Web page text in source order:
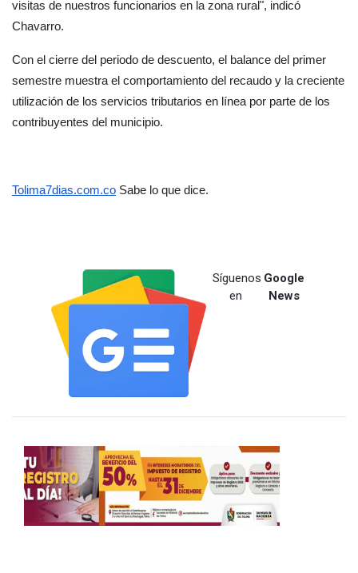
visitas de nuestros funcionarios en la zona rural", indicó
Chavarro.
Con el cierre del periodo de descuento, el balance del primer
semestre muestra el comportamiento del recaudo y la creciente
utilización de los servicios tributarios en línea por parte de los
contribuyentes del municipio.
Tolima7dias.com.co Sabe lo que dice.
Síguenos
en
Google
News